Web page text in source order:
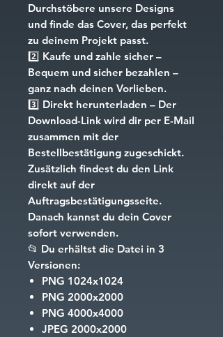
Durchstöbere unsere Designs
und finde das Cover, das perfekt
zu deinem Projekt passt.
2️⃣ Kaufe und zahle sicher –
Bequem und sicher bezahlen –
ganz nach deinen Vorlieben.
3️⃣ Direkt herunterladen – Der
Download-Link wird dir per E-Mail
zusammen mit der
Bestellbestätigung zugeschickt.
Zusätzlich findest du den Link
direkt auf der
Auftragsbestätigungsseite.
Danach kannst du dein Cover
sofort verwenden.
📂 Du erhältst die Datei in 3
Versionen:
PNG 1024x1024
PNG 2000x2000
PNG 4000x4000
JPEG 2000x2000